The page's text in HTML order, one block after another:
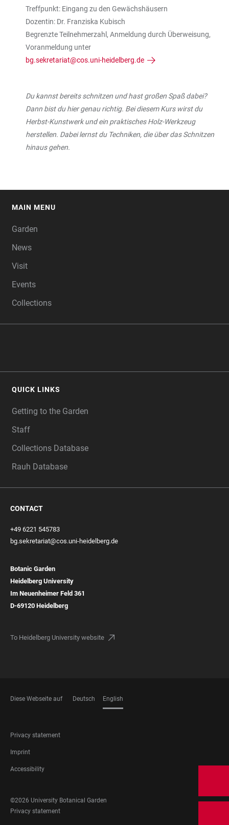
Treffpunkt: Eingang zu den Gewächshäusern
Dozentin: Dr. Franziska Kubisch
Begrenzte Teilnehmerzahl, Anmeldung durch Überweisung,
Voranmeldung unter
bg.sekretariat@cos.uni-heidelberg.de
Du kannst bereits schnitzen und hast großen Spaß dabei?
Dann bist du hier genau richtig. Bei diesem Kurs wirst du
Herbst-Kunstwerk und ein praktisches Holz-Werkzeug
herstellen. Dabei lernst du Techniken, die über das Schnitzen
hinaus gehen.
MAIN MENU
Garden
News
Visit
Events
Collections
QUICK LINKS
Getting to the Garden
Staff
Collections Database
Rauh Database
CONTACT
+49 6221 545783
bg.sekretariat@cos.uni-heidelberg.de
Botanic Garden
Heidelberg University
Im Neuenheimer Feld 361
D-69120 Heidelberg
To Heidelberg University website
Diese Webseite auf Deutsch English
FOOTER
LEGAL
Privacy statement
Imprint
Accessibility
SOCIAL
©2026 University Botanical Garden
FOOTER
Privacy statement